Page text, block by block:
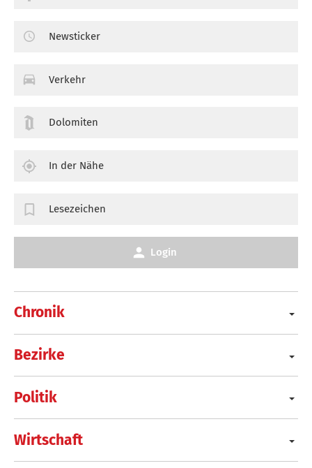
Chronik
Bezirke
Politik
Wirtschaft
Newsticker
Verkehr
Dolomiten
In der Nähe
Lesezeichen
Login